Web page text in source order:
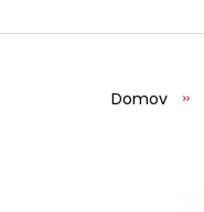
Domov